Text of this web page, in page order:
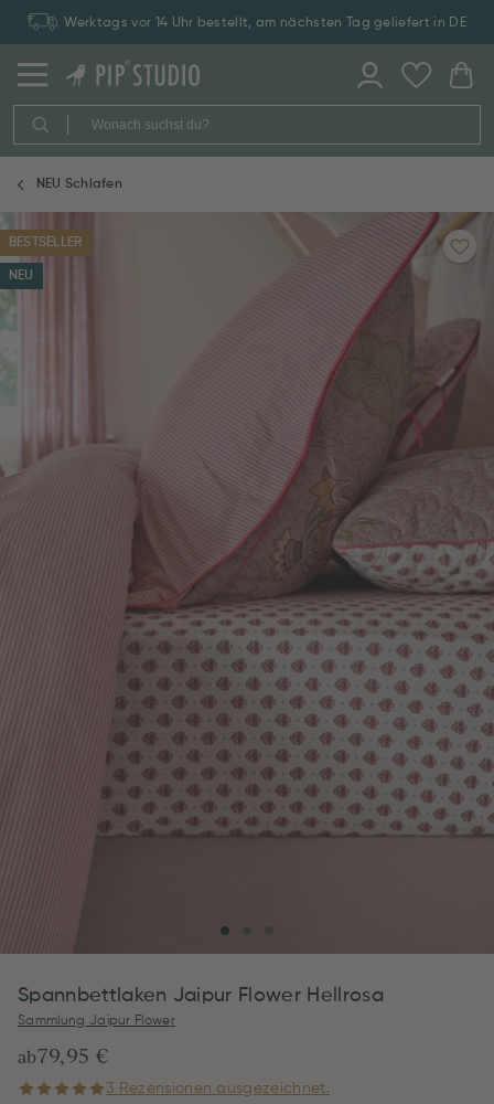
Werktags vor 14 Uhr bestellt, am nächsten Tag geliefert in DE
NEU Schlafen
BESTSELLER
NEU
Spannbettlaken Jaipur Flower Hellrosa
Sammlung Jaipur Flower
ab79,95 €
3 Rezensionen ausgezeichnet.